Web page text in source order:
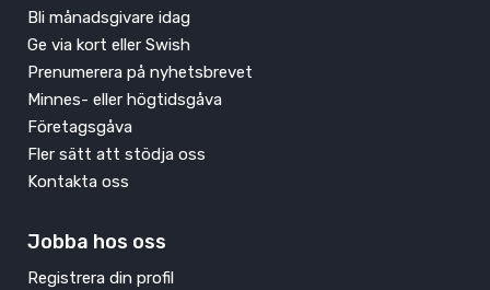
Bli månadsgivare idag
Ge via kort eller Swish
Prenumerera på nyhetsbrevet
Minnes- eller högtidsgåva
Företagsgåva
Fler sätt att stödja oss
Kontakta oss
Jobba hos oss
Registrera din profil